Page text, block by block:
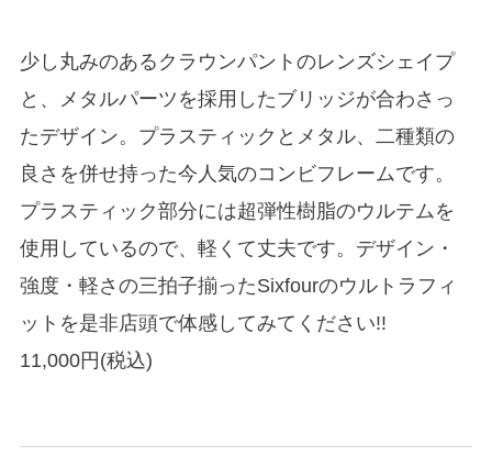
少し丸みのあるクラウンパントのレンズシェイプ
と、メタルパーツを採用したブリッジが合わさっ
たデザイン。プラスティックとメタル、二種類の
良さを併せ持った今人気のコンビフレームです。
プラスティック部分には超弾性樹脂のウルテムを
使用しているので、軽くて丈夫です。デザイン・
強度・軽さの三拍子揃ったSixfourのウルトラフィ
ットを是非店頭で体感してみてください!!
11,000円(税込)